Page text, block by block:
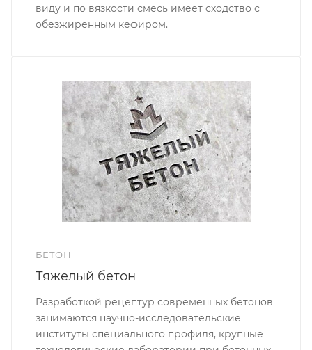
виду и по вязкости смесь имеет сходство с
обезжиренным кефиром.
БЕТОН
Тяжелый бетон
Разработкой рецептур современных бетонов
занимаются научно-исследовательские
институты специального профиля, крупные